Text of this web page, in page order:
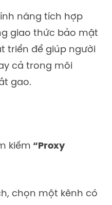
năng tích hợp
giao thức bảo mật
triển để giúp người
cả trong môi
gao.
kiếm “Proxy
chọn một kênh có